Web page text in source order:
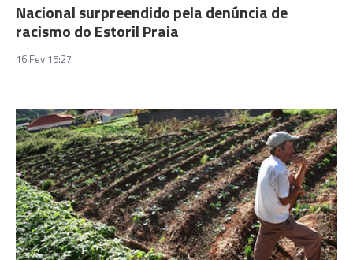
Nacional surpreendido pela denúncia de
racismo do Estoril Praia
16 Fev 15:27